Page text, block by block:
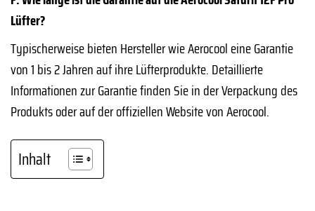
Lüfter?
Typischerweise bieten Hersteller wie Aerocool eine Garantie
von 1 bis 2 Jahren auf ihre Lüfterprodukte. Detaillierte
Informationen zur Garantie finden Sie in der Verpackung des
Produkts oder auf der offiziellen Website von Aerocool.
Inhalt